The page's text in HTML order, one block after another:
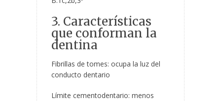
3. Características
que conforman la
dentina
Fibrillas de tomes: ocupa la luz del
conducto dentario
Límite cementodentario: menos